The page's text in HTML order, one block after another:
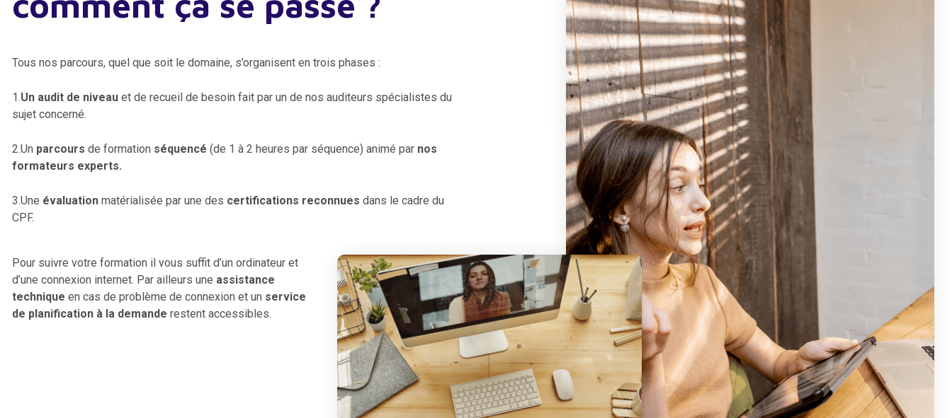
Tous nos parcours, quel que soit le domaine, s’organisent en trois phases :
1.Un audit de niveau et de recueil de besoin fait par un de nos auditeurs spécialistes du
sujet concerné.
2.Un parcours de formation séquencé (de 1 à 2 heures par séquence) animé par nos
formateurs experts.
3.Une évaluation matérialisée par une des certifications reconnues dans le cadre du
CPF.
Pour suivre votre formation il vous suffit d’un ordinateur et
d’une connexion internet. Par ailleurs une assistance
technique en cas de problème de connexion et un service
de planification à la demande restent accessibles.